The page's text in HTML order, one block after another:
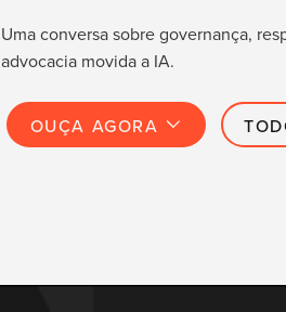
Uma conversa sobre governança,
advocacia movida a IA.
OUÇA AGORA